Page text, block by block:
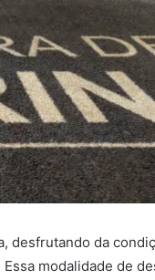
da
modalidade de